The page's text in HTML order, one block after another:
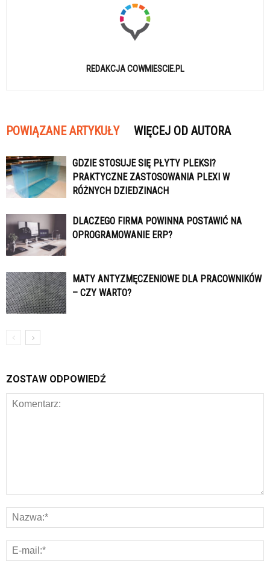
REDAKCJA COWMIESCIE.PL
POWIĄZANE ARTYKUŁY WIĘCEJ OD AUTORA
GDZIE STOSUJE SIĘ PŁYTY PLEKSI?
PRAKTYCZNE ZASTOSOWANIA PLEXI W
RÓŻNYCH DZIEDZINACH
DLACZEGO FIRMA POWINNA POSTAWIĆ NA
OPROGRAMOWANIE ERP?
MATY ANTYZMĘCZENIOWE DLA PRACOWNIKÓW
– CZY WARTO?
ZOSTAW ODPOWIEDŹ